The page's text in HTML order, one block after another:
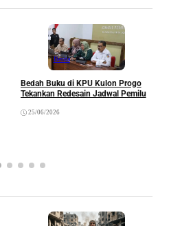
Berita
Bedah Buku di KPU Kulon Progo
Tekankan Redesain Jadwal Pemilu
25/06/2026